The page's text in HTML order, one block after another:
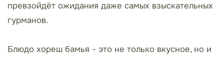
превзойдёт ожидания даже самых взыскательных
гурманов.
Блюдо хореш бамья - это не только вкусное, но и